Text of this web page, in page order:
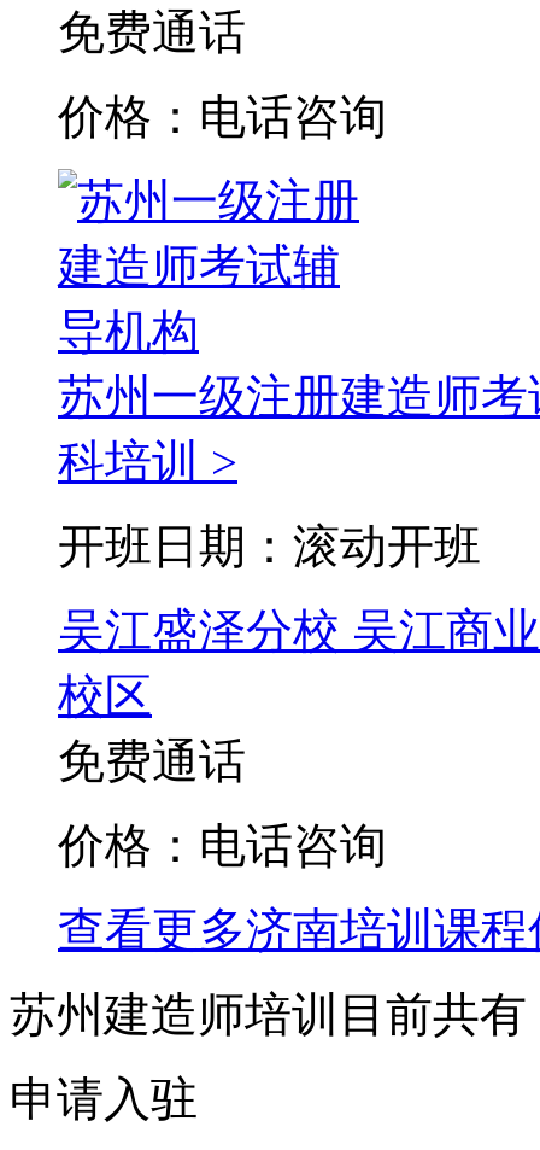
免费通话
价格：电话咨询
苏州一级注册建造师
科培训 >
开班日期：滚动开班
吴江盛泽分校 吴江商
校区
免费通话
价格：电话咨询
查看更多济南培训课程
苏州建造师培训目前共有
申请入驻